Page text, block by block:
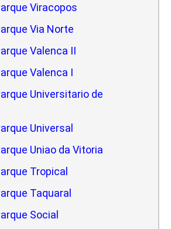
Viracopos
Via Norte
Valenca II
Valenca I
Universitario de
Universal
Uniao da Vitoria
Tropical
Taquaral
Social